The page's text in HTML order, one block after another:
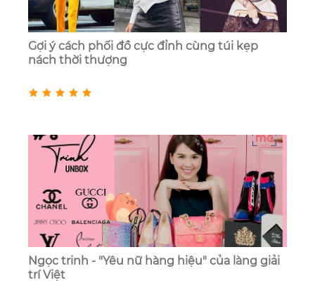
Gợi ý cách phối đồ cực đỉnh cùng túi kẹp
nách thời thượng
Ngọc trinh - "Yêu nữ hàng hiệu" của làng giải
trí Việt